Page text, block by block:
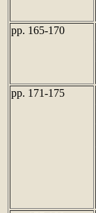
pp. 165-170
pp. 171-175